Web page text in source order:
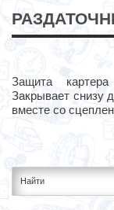
Защита
Закрывает снизу
вместе со